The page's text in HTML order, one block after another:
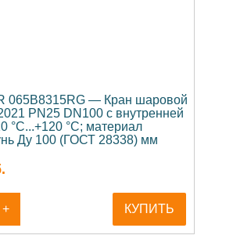
065B8315RG — Кран шаровой
PN25 DN100 с внутренней
°С...+120 °С; материал
Ду 100 (ГОСТ 28338) мм
+ КУПИТЬ